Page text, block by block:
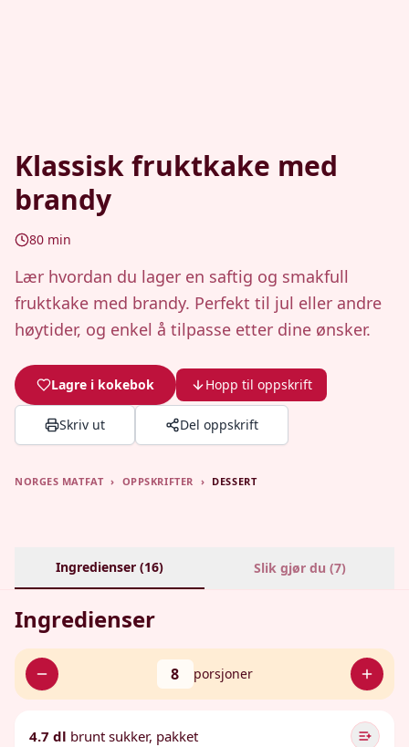
Klassisk fruktkake med
brandy
80 min
Lær hvordan du lager en saftig og smakfull
fruktkake med brandy. Perfekt til jul eller andre
høytider, og enkel å tilpasse etter dine ønsker.
Lagre i kokebok Hopp til oppskrift
Skriv ut Del oppskrift
NORGES MATFAT › OPPSKRIFTER › DESSERT
Ingredienser (16) Slik gjør du (7)
Ingredienser
8 porsjoner
4.7 dl brunt sukker, pakket